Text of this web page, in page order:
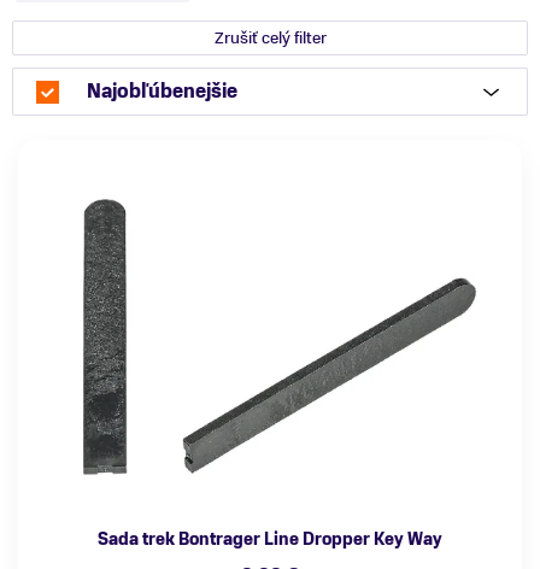
Zrušiť celý filter
Najobľúbenejšie
Sada trek Bontrager Line Dropper Key Way